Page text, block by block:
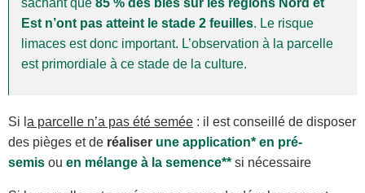
sachant que 85 % des blés sur les régions Nord et
Est n’ont pas atteint le stade 2 feuilles. Le risque
limaces est donc important. L’observation à la parcelle
est primordiale à ce stade de la culture.
Si l a parcelle n’a pas été semée : il est conseillé de disposer
des pièges et de réaliser une application* en pré-
semis ou en mélange à la semence** si nécessaire